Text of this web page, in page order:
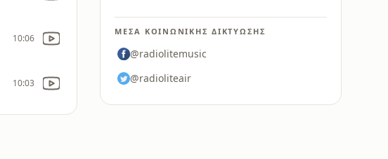
10:06
10:03
ΜΈΣΑ ΚΟΙΝΩΝΙΚΉΣ ΔΙΚΤΎΩΣΗΣ
@radiolitemusic
@radioliteair